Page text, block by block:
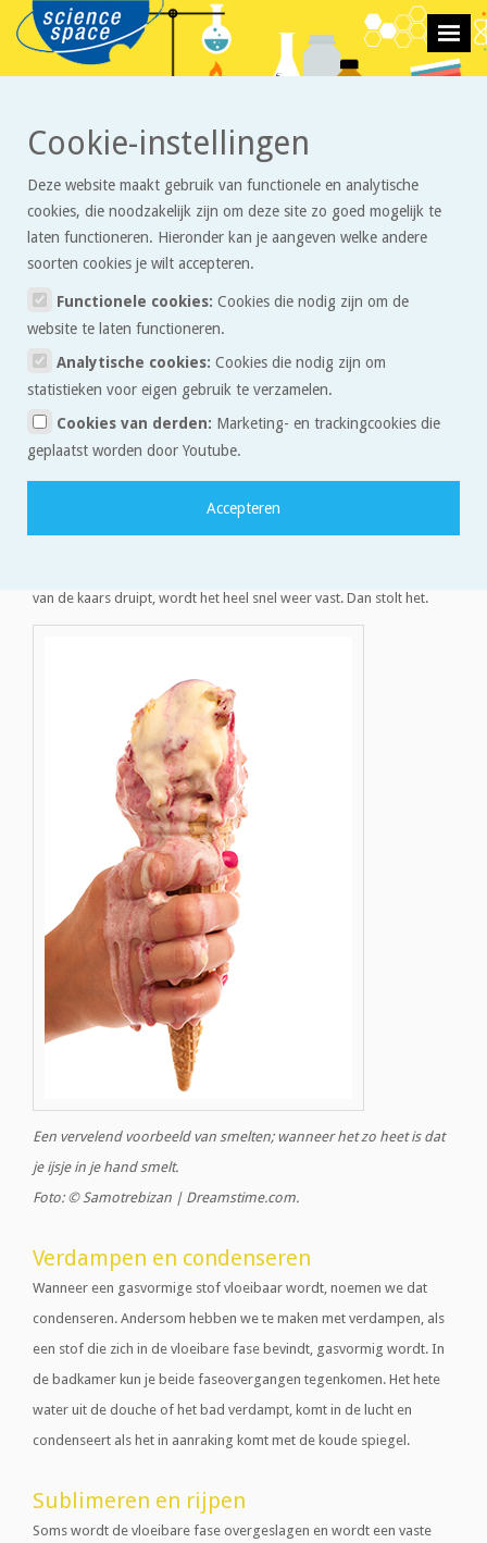
Stoffen en reacties Artikelen >
Fasen en faseovergangen
Stoffen kunnen zich in verschillende fasen bevinden, namelijk vast,
vloeibaar en gasvormig. Denk maar aan water: de vaste fase is ijs,
de vloeibare fase is water en de gasvormige fase is waterdamp.
Smelten en stollen
De faseovergangen hebben ook allemaal een naam. Wanneer een
vaste stof overgaat naar de vloeibare vorm, heet dat smelten.
fase, noemen we dat stollen. Een goed voorbeeld van deze twee
faseovergangen vind je in een kaars. Als je een kaars aansteekt,
van de kaars druipt, wordt het heel snel weer vast. Dan stolt het.
Een vervelend voorbeeld van smelten; wanneer het zo heet is dat
je ijsje in je hand smelt.
Foto: © Samotrebizan | Dreamstime.com.
Verdampen en condenseren
Wanneer een gasvormige stof vloeibaar wordt, noemen we dat
condenseren. Andersom hebben we te maken met verdampen, als
een stof die zich in de vloeibare fase bevindt, gasvormig wordt. In
de badkamer kun je beide faseovergangen tegenkomen. Het hete
water uit de douche of het bad verdampt, komt in de lucht en
condenseert als het in aanraking komt met de koude spiegel.
Sublimeren en rijpen
Soms wordt de vloeibare fase overgeslagen en wordt een vaste
Cookie-instellingen
Deze website maakt gebruik van functionele en analytische
cookies, die noodzakelijk zijn om deze site zo goed mogelijk te
laten functioneren. Hieronder kan je aangeven welke andere
soorten cookies je wilt accepteren.
Functionele cookies: Cookies die nodig zijn om de
website te laten functioneren.
Analytische cookies: Cookies die nodig zijn om
statistieken voor eigen gebruik te verzamelen.
Cookies van derden: Marketing- en trackingcookies die
geplaatst worden door Youtube.